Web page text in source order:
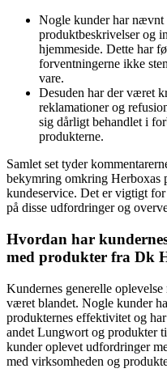
Nogle kunder har
produktbeskrivelser og
hjemmeside. Dette har
forventningerne ikke
vare.
Desuden har der været
reklamationer og
sig dårligt behandlet i
produkterne.
Samlet set tyder
bekymring omkring Herboxas
kundeservice. Det er vigtigt
på disse udfordringer og
Hvordan har
med produkter fra Dk
Kundernes generelle
været blandet. Nogle kunder
produkternes effektivitet og
andet Lungwort og produkter
kunder oplevet udfordringer
med virksomheden og